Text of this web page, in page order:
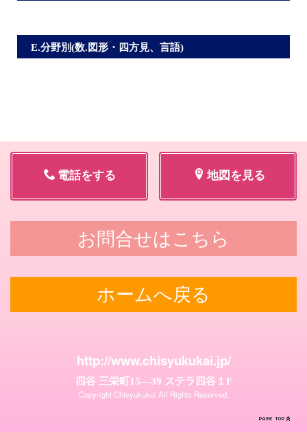
E.分野別(数.図形・四方見、言語)
電話をする 地図を見る
お問合せはこちら
ホームへ戻る
http://www.chisyukukai.jp/
四谷 三栄町15―39 ステラ四谷１F
Copyright Chisyukukai All Rights Reserved.